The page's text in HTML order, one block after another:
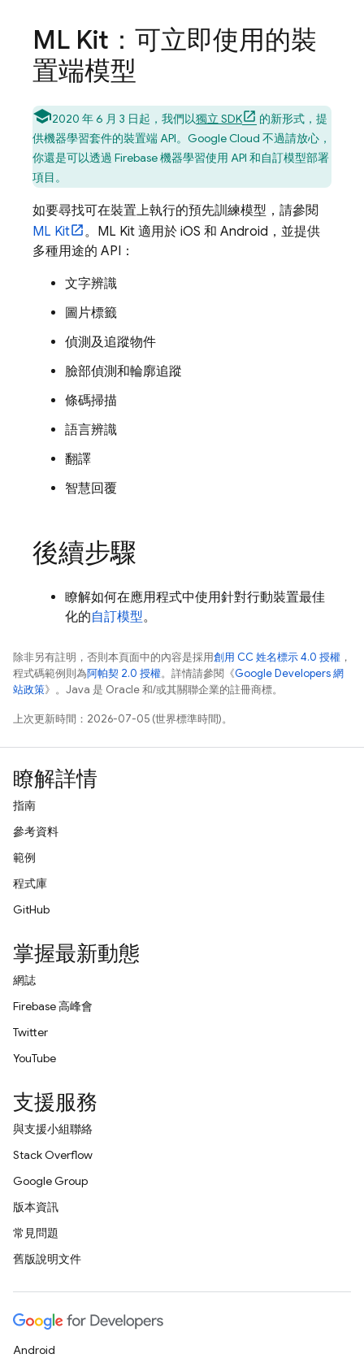
ML Kit：可立即使用的裝
置端模型
2020 年 6 月 3 日起，我們以獨立 SDK
的新形式，提
供機器學習套件的裝置端 API。 Google Cloud 不過請放心，
你還是可以透過 Firebase 機器學習使用 API 和自訂模型部署
項目。
如要尋找可在裝置上執行的預先訓練模型，請參閱
ML Kit
。ML Kit 適用於 iOS 和 Android，並提供
多種用途的 API：
文字辨識
圖片標籤
偵測及追蹤物件
臉部偵測和輪廓追蹤
條碼掃描
語言辨識
翻譯
智慧回覆
後續步驟
瞭解如何在應用程式中使用針對行動裝置最佳
化的自訂模型。
除非另有註明，否則本頁面中的內容是採用創用 CC 姓名標示 4.0 授權 ，
程式碼範例則為阿帕契 2.0 授權。詳情請參閱《Google Developers 網
站政策》。Java 是 Oracle 和/或其關聯企業的註冊商標。
上次更新時間：2026-07-05 (世界標準時間)。
瞭解詳情
指南
參考資料
範例
程式庫
GitHub
掌握最新動態
網誌
Firebase 高峰會
Twitter
YouTube
支援服務
與支援小組聯絡
Stack Overflow
Google Group
版本資訊
常見問題
舊版說明文件
Android